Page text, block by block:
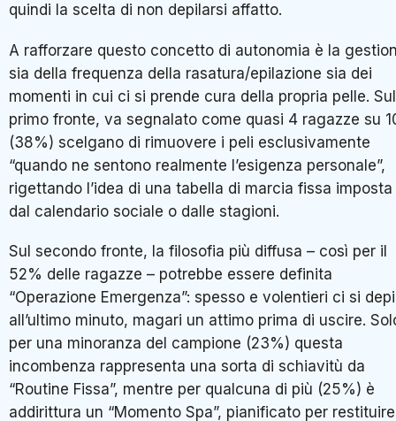
quindi la scelta di non depilarsi affatto.
A rafforzare questo concetto di autonomia è la
sia della frequenza della rasatura/epilazione sia dei
momenti in cui ci si prende cura della propria pelle. Sul
primo fronte, va segnalato come quasi 4 ragazze su
(38%) scelgano di rimuovere i peli esclusivamente
“quando ne sentono realmente l’esigenza personale”,
rigettando l’idea di una tabella di marcia fissa imposta
dal calendario sociale o dalle stagioni.
Sul secondo fronte, la filosofia più diffusa – così per il
52% delle ragazze – potrebbe essere definita
“Operazione Emergenza”: spesso e volentieri ci si
all’ultimo minuto, magari un attimo prima di uscire.
per una minoranza del campione (23%) questa
incombenza rappresenta una sorta di schiavitù da
“Routine Fissa”, mentre per qualcuna di più (25%) è
addirittura un “Momento Spa”, pianificato per restituire